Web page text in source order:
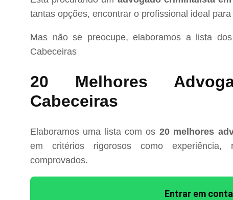
tantas opções, encontrar o profissional ideal
Mas não se preocupe, elaboramos a lista
Cabeceiras
20 Melhores
Cabeceiras
Elaboramos uma lista com os 20 melhores
em critérios rigorosos como experiência,
comprovados.
Entrar em